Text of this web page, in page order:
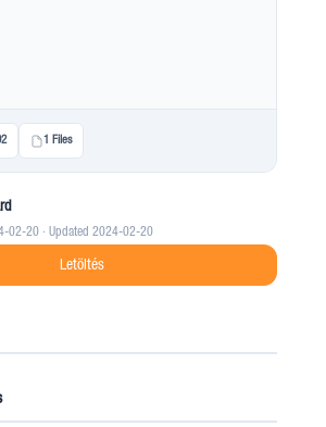
1 Files
02-20 · Updated 2024-02-20
Letöltés